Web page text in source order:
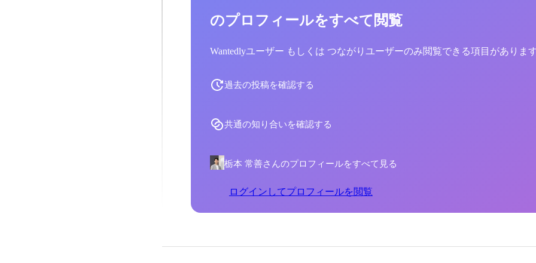
のプロフィールをすべて閲覧
Wantedlyユーザー もしくは つながりユーザーのみ閲覧できる項目がありま
過去の投稿を確認する
共通の知り合いを確認する
栃本 常善さんのプロフィールをすべて見る
ログインしてプロフィールを閲覧